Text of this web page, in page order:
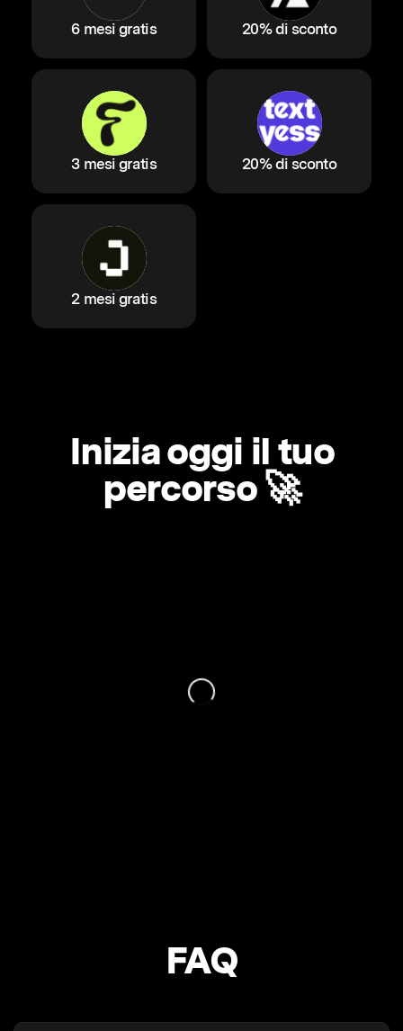
6 mesi gratis 20% di sconto
3 mesi gratis 20% di sconto
2 mesi gratis
Inizia oggi il tuo
percorso 🚀
FAQ